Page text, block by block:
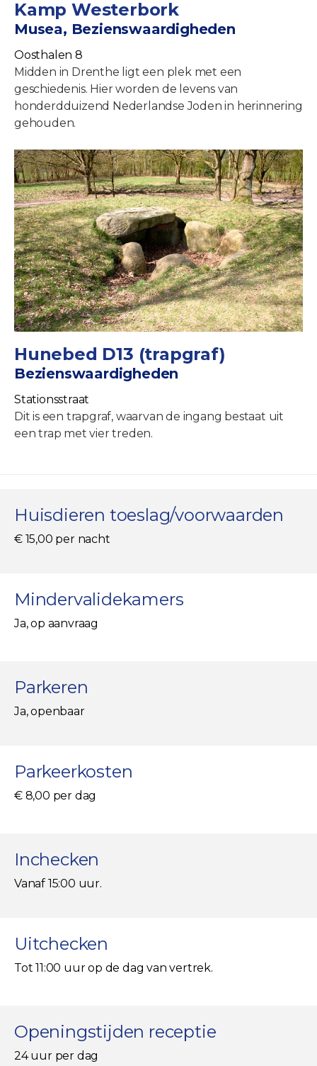
Kamp Westerbork
Musea, Bezienswaardigheden
Oosthalen 8
Midden in Drenthe ligt een plek met een
geschiedenis. Hier worden de levens van
honderdduizend Nederlandse Joden in herinnering
gehouden.
Hunebed D13 (trapgraf)
Bezienswaardigheden
Stationsstraat
Dit is een trapgraf, waarvan de ingang bestaat uit
een trap met vier treden.
Huisdieren toeslag/voorwaarden
€ 15,00 per nacht
Mindervalidekamers
Ja, op aanvraag
Parkeren
Ja, openbaar
Parkeerkosten
€ 8,00 per dag
Inchecken
Vanaf 15:00 uur.
Uitchecken
Tot 11:00 uur op de dag van vertrek.
Openingstijden receptie
24 uur per dag